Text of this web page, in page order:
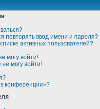
повторять ввод имени и пароля?
активных пользователей?
могу войти!
могу войти!
конференции»?